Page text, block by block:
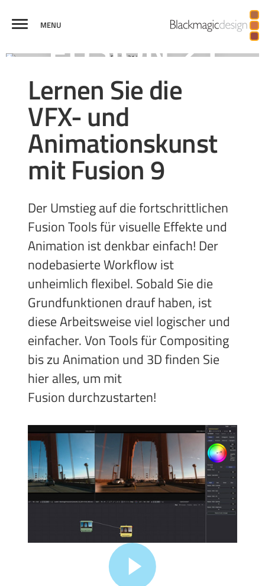
MENU
UND 3D
Lernen Sie die
VFX- und
Animationskunst
mit Fusion 9
Der Umstieg auf die fortschrittlichen
Fusion Tools für visuelle Effekte und
Animation ist denkbar einfach! Der
nodebasierte Workflow ist
unheimlich flexibel. Sobald Sie die
Grundfunktionen drauf haben, ist
diese Arbeitsweise viel logischer und
einfacher. Von Tools für Compositing
bis zu Animation und 3D finden Sie
hier alles, um mit
Fusion durchzustarten!